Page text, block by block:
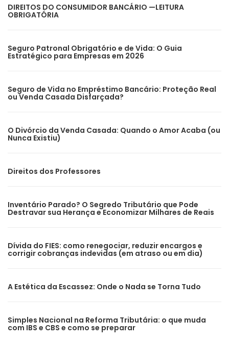
DIREITOS DO CONSUMIDOR BANCÁRIO —LEITURA
OBRIGATÓRIA
Seguro Patronal Obrigatório e de Vida: O Guia
Estratégico para Empresas em 2026
Seguro de Vida no Empréstimo Bancário: Proteção Real
ou Venda Casada Disfarçada?
O Divórcio da Venda Casada: Quando o Amor Acaba (ou
Nunca Existiu)
Direitos dos Professores
Inventário Parado? O Segredo Tributário que Pode
Destravar sua Herança e Economizar Milhares de Reais
Dívida do FIES: como renegociar, reduzir encargos e
corrigir cobranças indevidas (em atraso ou em dia)
A Estética da Escassez: Onde o Nada se Torna Tudo
Simples Nacional na Reforma Tributária: o que muda
com IBS e CBS e como se preparar